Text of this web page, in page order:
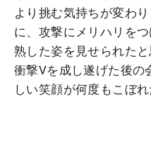
より挑む気持ちが変わ
に、攻撃にメリハリを
熟した姿を見せられた
衝撃Vを成し遂げた後の
しい笑顔が何度もこぼ